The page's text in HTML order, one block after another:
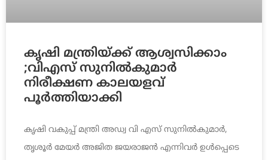
കൃഷി മന്ത്രിയ്ക്ക് ആശ്വസിക്കാം
;വിഎസ് സുനിൽകുമാർ
നിരീക്ഷണ കാലയളവ്
പൂർത്തിയാക്കി
കൃഷി വകുപ്പ് മന്ത്രി അഡ്വ വി എസ് സുനിൽകുമാർ,
തൃശൂർ മേയർ അജിത ജയരാജൻ എന്നിവർ ഉൾപ്പെടെ